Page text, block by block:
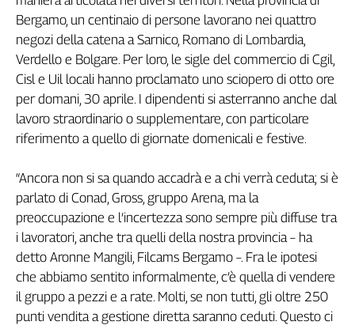
Fp
Nidil
Slc
Spi
Inca
Caaf
Speciali
di
Genova,
il
sangue
della
ragione
120
anni
Cgil
Bergamo, un centinaio di persone lavorano nei quattro
negozi della catena a Sarnico, Romano di Lombardia,
Verdello e Bolgare. Per loro, le sigle del commercio di Cgil,
Cisl e Uil locali hanno proclamato uno sciopero di otto ore
per domani, 30 aprile. I dipendenti si asterranno anche dal
lavoro straordinario o supplementare, con particolare
riferimento a quello di giornate domenicali e festive.
“Ancora non si sa quando accadrà e a chi verrà ceduta; si è
parlato di Conad, Gross, gruppo Arena, ma la
preoccupazione e l’incertezza sono sempre più diffuse tra
i lavoratori, anche tra quelli della nostra provincia – ha
detto Aronne Mangili, Filcams Bergamo –. Fra le ipotesi
che abbiamo sentito informalmente, c’è quella di vendere
il gruppo a pezzi e a rate. Molti, se non tutti, gli oltre 250
punti vendita a gestione diretta saranno ceduti. Questo ci